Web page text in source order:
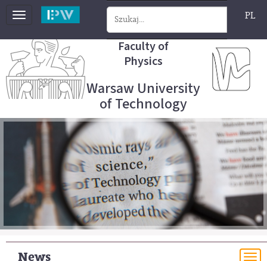
Toggle
PL
Faculty of
Physics
Warsaw University
of Technology
News